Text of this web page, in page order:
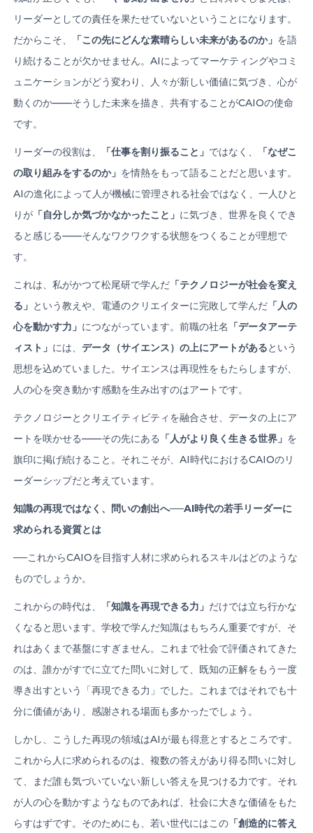
リーダーとしての責任を果たせていないということになります。
だからこそ、
「この先にどんな素晴らしい未来があるのか」 を語
り続けることが欠かせません。AIによってマーケティングやコミ
ュニケーションがどう変わり、人々が新しい価値に気づき、心が
動くのか——そうした未来を描き、共有することがCAIOの使命
です。
リーダーの役割は、 「仕事を割り振ること」 ではなく、
「なぜこ
の取り組みをするのか」 を情熱をもって語ることだと思います。
AIの進化によって人が機械に管理される社会ではなく、一人ひと
りが 「自分しか気づかなかったこと」 に気づき、世界を良くでき
ると感じる——そんなワクワクする状態をつくることが理想で
す。
これは、私がかつて松尾研で学んだ 「テクノロジーが社会を変え
る」 という教えや、電通のクリエイターに完敗して学んだ 「人の
心を動かす力」 につながっています。前職の社名 「データアーテ
ィスト」 には、 データ（サイエンス）の上にアートがあるという
思想を込めていました。サイエンスは再現性をもたらしますが、
人の心を突き動かす感動を生み出すのはアートです。
テクノロジーとクリエイティビティを融合させ、データの上にア
ートを咲かせる——その先にある 「人がより良く生きる世界」 を
旗印に掲げ続けること。それこそが、AI時代におけるCAIOのリ
ーダーシップだと考えています。
知識の再現ではなく、問いの創出へ──AI時代の若手リーダーに
求められる資質とは
──これからCAIOを目指す人材に求められるスキルはどのような
ものでしょうか。
これからの時代は、 「知識を再現できる力」 だけでは立ち行かな
くなると思います。学校で学んだ知識はもちろん重要ですが、そ
れはあくまで基盤にすぎません。これまで社会で評価されてきた
のは、誰かがすでに立てた問いに対して、既知の正解をもう一度
導き出すという「再現できる力」でした。これまではそれでも十
分に価値があり、感謝される場面も多かったでしょう。
しかし、こうした再現の領域はAIが最も得意とするところです。
これから人に求められるのは、複数の答えがあり得る問いに対し
て、まだ誰も気づいていない新しい答えを見つける力です。それ
が人の心を動かすようなものであれば、社会に大きな価値をもた
らすはずです。そのためにも、若い世代にはこの 「創造的に答え